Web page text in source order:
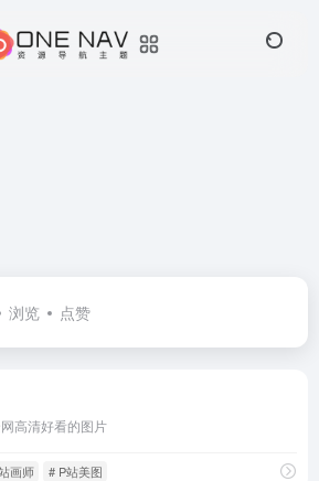
浏览 点赞
高清好看的图片
画师 # P站美图